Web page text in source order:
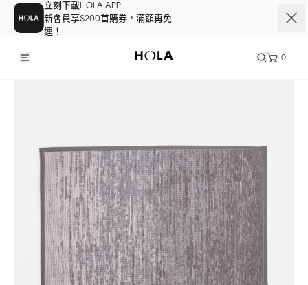
立刻下載HOLA APP
新會員享$200首購券，滿額再免
運！
0